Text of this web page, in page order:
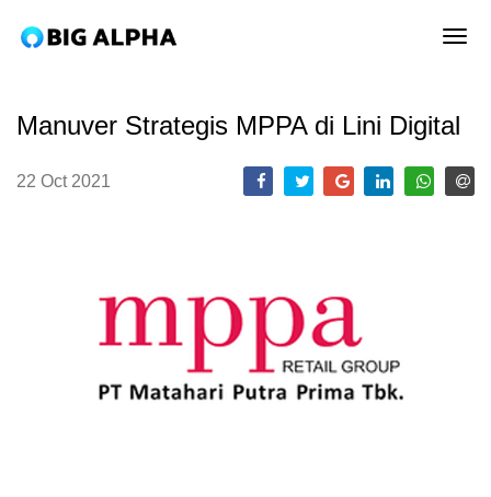
Manuver Strategis MPPA di Lini Digital
22 Oct 2021